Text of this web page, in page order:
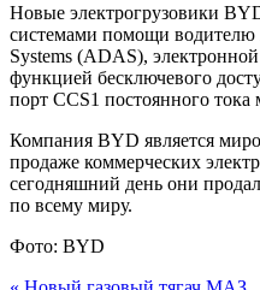
Новые электрогрузовики
системами помощи водителю
Systems (ADAS),
функцией бесключевого
порт CCS1 постоянного
Компания BYD является
продаже коммерческих
сегодняшний день они
по всему миру.
Фото: BYD